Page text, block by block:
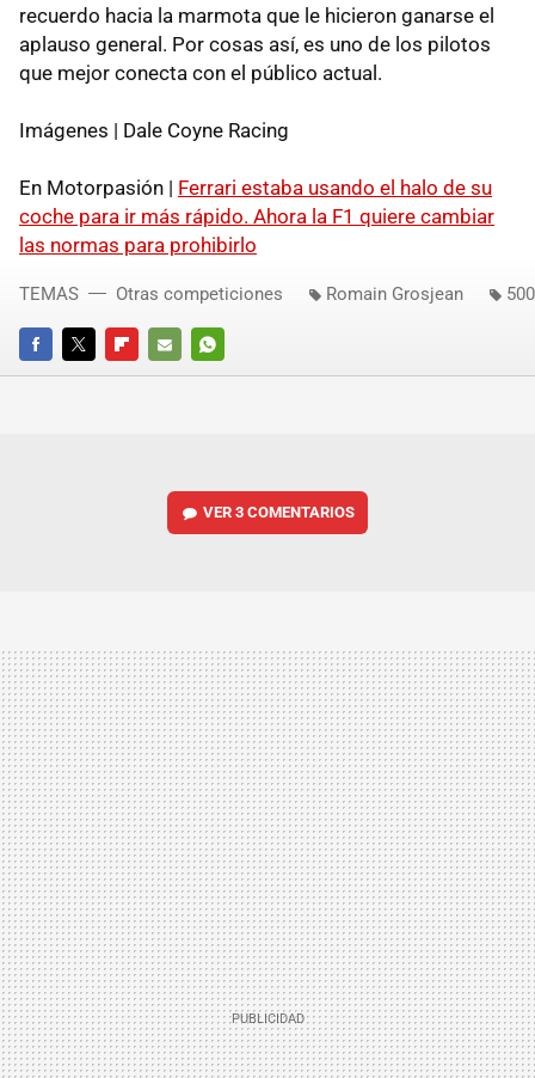
recuerdo hacia la marmota que le hicieron ganarse el
aplauso general. Por cosas así, es uno de los pilotos
que mejor conecta con el público actual.
Imágenes | Dale Coyne Racing
En Motorpasión | Ferrari estaba usando el halo de su
coche para ir más rápido. Ahora la F1 quiere cambiar
las normas para prohibirlo
FACEBOOKTWITTERFLIPBOARD
E-
WHATSAPP
TEMAS Otras competiciones Romain Grosjean
VER3 COMENTARIOS